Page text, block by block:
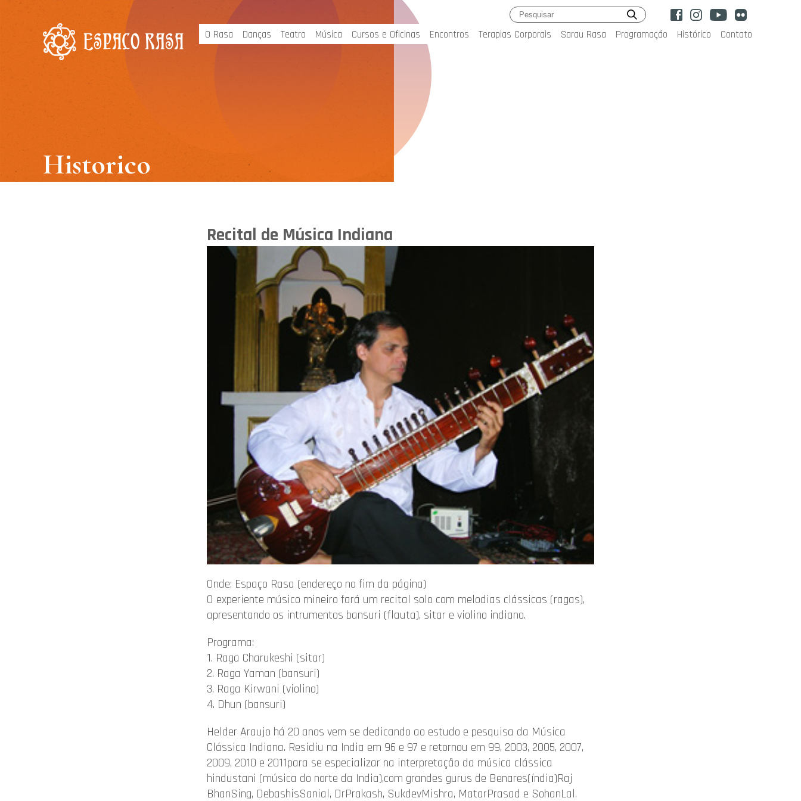
O Rasa Danças Teatro Música Cursos e Oficinas Encontros Terapias Corporais Sarau Rasa Programação Histórico Contato
Historico
Recital de Música Indiana
Onde: Espaço Rasa (endereço no fim da página)
O experiente músico mineiro fará um recital solo com melodias clássicas (ragas),
apresentando os intrumentos bansuri (flauta), sitar e violino indiano.
Programa:
1. Raga Charukeshi (sitar)
2. Raga Yaman (bansuri)
3. Raga Kirwani (violino)
4. Dhun (bansuri)
Helder Araujo há 20 anos vem se dedicando ao estudo e pesquisa da Música
Clássica Indiana. Residiu na India em 96 e 97 e retornou em 99, 2003, 2005, 2007,
2009, 2010 e 2011para se especializar na interpretação da música clássica
hindustani (música do norte da India),com grandes gurus de Benares(índia)Raj
BhanSing, DebashisSanial, DrPrakash, SukdevMishra, MatarPrasad e SohanLal.